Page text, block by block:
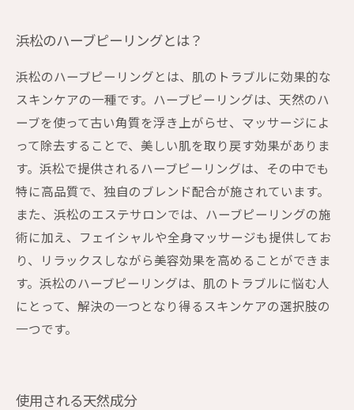
浜松のハーブピーリングとは？
浜松のハーブピーリングとは、肌のトラブルに効果的な
スキンケアの一種です。ハーブピーリングは、天然のハ
ーブを使って古い角質を浮き上がらせ、マッサージによ
って除去することで、美しい肌を取り戻す効果がありま
す。浜松で提供されるハーブピーリングは、その中でも
特に高品質で、独自のブレンド配合が施されています。
また、浜松のエステサロンでは、ハーブピーリングの施
術に加え、フェイシャルや全身マッサージも提供してお
り、リラックスしながら美容効果を高めることができま
す。浜松のハーブピーリングは、肌のトラブルに悩む人
にとって、解決の一つとなり得るスキンケアの選択肢の
一つです。
使用される天然成分